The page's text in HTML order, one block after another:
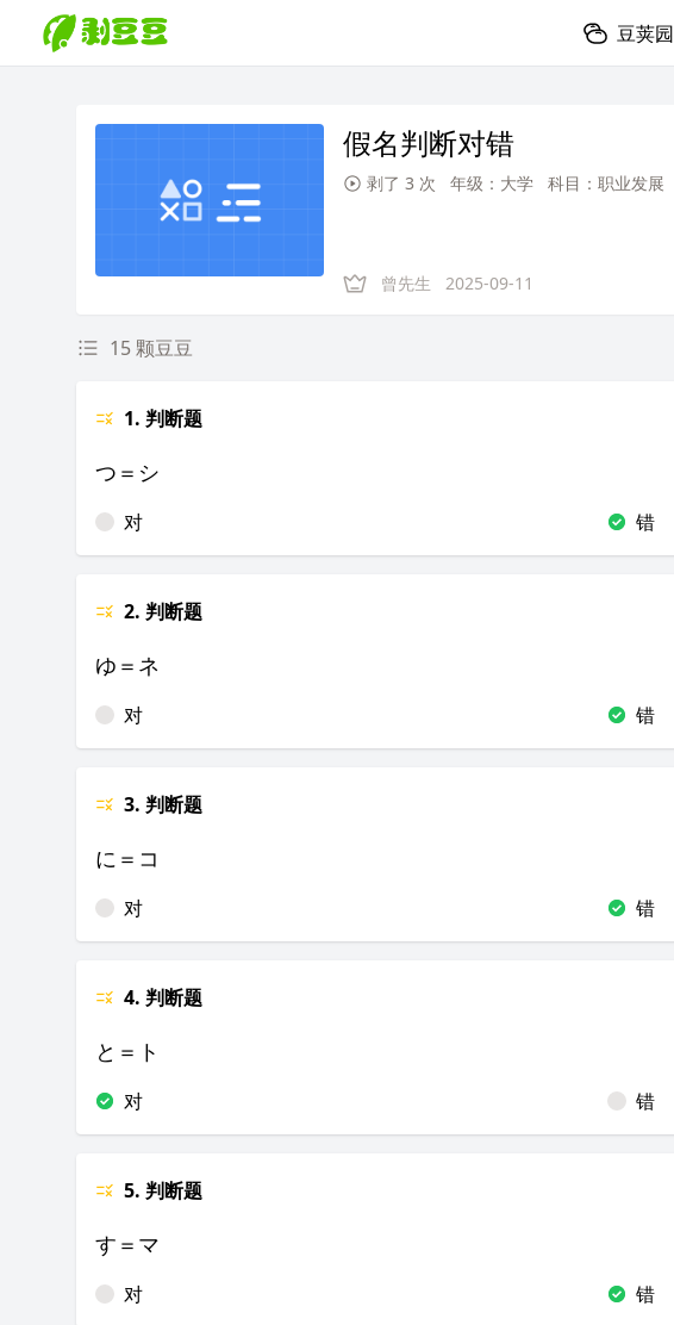
豆荚园
假名判断对错
剥了 3 次 年级：大学 科目：职业发展
曾先生 2025-09-11
15 颗豆豆
1. 判断题
つ＝シ
对 错
2. 判断题
ゆ＝ネ
对 错
3. 判断题
に＝コ
对 错
4. 判断题
と＝ト
对 错
5. 判断题
す＝マ
对 错